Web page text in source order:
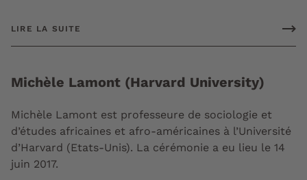
LIRE LA SUITE
Michèle Lamont (Harvard University)
Michèle Lamont est professeure de sociologie et
d’études africaines et afro-américaines à l’Université
d’Harvard (Etats-Unis). La cérémonie a eu lieu le 14
juin 2017.